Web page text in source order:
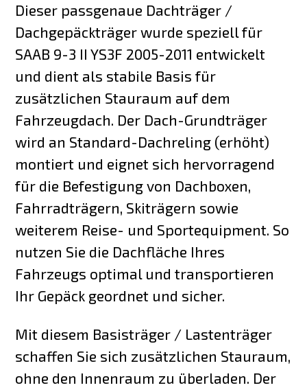
Dieser passgenaue Dachträger /
Dachgepäckträger wurde speziell für
SAAB 9-3 II YS3F 2005-2011 entwickelt
und dient als stabile Basis für
zusätzlichen Stauraum auf dem
Fahrzeugdach. Der Dach-Grundträger
wird an Standard-Dachreling (erhöht)
montiert und eignet sich hervorragend
für die Befestigung von Dachboxen,
Fahrradträgern, Skiträgern sowie
weiterem Reise- und Sportequipment. So
nutzen Sie die Dachfläche Ihres
Fahrzeugs optimal und transportieren
Ihr Gepäck geordnet und sicher.
Mit diesem Basisträger / Lastenträger
schaffen Sie sich zusätzlichen Stauraum,
ohne den Innenraum zu überladen. Der